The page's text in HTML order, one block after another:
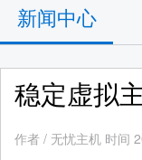
新闻中心
稳定虚拟
作者 / 无忧主机 时间